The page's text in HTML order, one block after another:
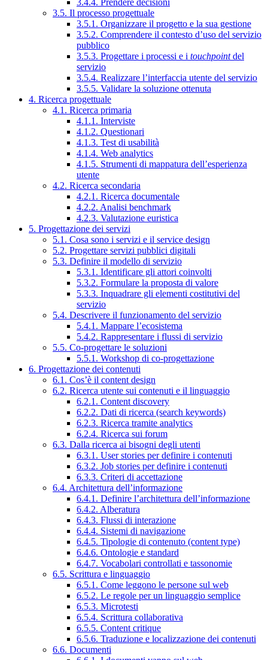
3.4.4. Prendere decisioni
3.5. Il processo progettuale
3.5.1. Organizzare il progetto e la sua gestione
3.5.2. Comprendere il contesto d’uso del servizio
pubblico
3.5.3. Progettare i processi e i touchpointdel
servizio
3.5.4. Realizzare l’interfaccia utente del servizio
3.5.5. Validare la soluzione ottenuta
4. Ricerca progettuale
4.1. Ricerca primaria
4.1.1. Interviste
4.1.2. Questionari
4.1.3. Test di usabilità
4.1.4. Web analytics
4.1.5. Strumenti di mappatura dell’esperienza
utente
4.2. Ricerca secondaria
4.2.1. Ricerca documentale
4.2.2. Analisi benchmark
4.2.3. Valutazione euristica
5. Progettazione dei servizi
5.1. Cosa sono i servizi e il service design
5.2. Progettare servizi pubblici digitali
5.3. Definire il modello di servizio
5.3.1. Identificare gli attori coinvolti
5.3.2. Formulare la proposta di valore
5.3.3. Inquadrare gli elementi costitutivi del
servizio
5.4. Descrivere il funzionamento del servizio
5.4.1. Mappare l’ecosistema
5.4.2. Rappresentare i flussi di servizio
5.5. Co-progettare le soluzioni
5.5.1. Workshop di co-progettazione
6. Progettazione dei contenuti
6.1. Cos’è il content design
6.2. Ricerca utente sui contenuti e il linguaggio
6.2.1. Content discovery
6.2.2. Dati di ricerca (search keywords)
6.2.3. Ricerca tramite analytics
6.2.4. Ricerca sui forum
6.3. Dalla ricerca ai bisogni degli utenti
6.3.1. User stories per definire i contenuti
6.3.2. Job stories per definire i contenuti
6.3.3. Criteri di accettazione
6.4. Architettura dell’informazione
6.4.1. Definire l’architettura dell’informazione
6.4.2. Alberatura
6.4.3. Flussi di interazione
6.4.4. Sistemi di navigazione
6.4.5. Tipologie di contenuto (content type)
6.4.6. Ontologie e standard
6.4.7. Vocabolari controllati e tassonomie
6.5. Scrittura e linguaggio
6.5.1. Come leggono le persone sul web
6.5.2. Le regole per un linguaggio semplice
6.5.3. Microtesti
6.5.4. Scrittura collaborativa
6.5.5. Content critique
6.5.6. Traduzione e localizzazione dei contenuti
6.6. Documenti